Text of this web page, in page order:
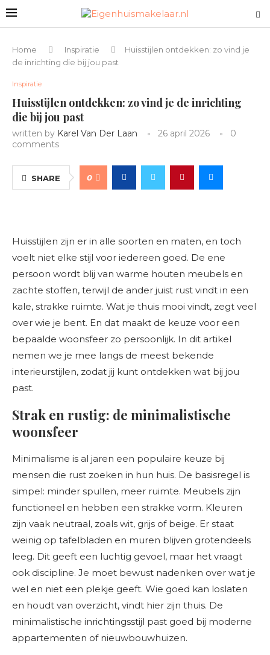
Home Inspiratie
Huisstijlen ontdekken: zo vind je
de inrichting die bij jou past
Inspiratie
Huisstijlen ontdekken: zo vind je de inrichting
die bij jou past
written by Karel Van Der Laan 26 april 2026
0
comments
SHARE 0
Huisstijlen zijn er in alle soorten en maten, en toch
voelt niet elke stijl voor iedereen goed. De ene
persoon wordt blij van warme houten meubels en
zachte stoffen, terwijl de ander juist rust vindt in een
kale, strakke ruimte. Wat je thuis mooi vindt, zegt veel
over wie je bent. En dat maakt de keuze voor een
bepaalde woonsfeer zo persoonlijk. In dit artikel
nemen we je mee langs de meest bekende
interieurstijlen, zodat jij kunt ontdekken wat bij jou
past.
Strak en rustig: de minimalistische
woonsfeer
Minimalisme is al jaren een populaire keuze bij
mensen die rust zoeken in hun huis. De basisregel is
simpel: minder spullen, meer ruimte. Meubels zijn
functioneel en hebben een strakke vorm. Kleuren
zijn vaak neutraal, zoals wit, grijs of beige. Er staat
weinig op tafelbladen en muren blijven grotendeels
leeg. Dit geeft een luchtig gevoel, maar het vraagt
ook discipline. Je moet bewust nadenken over wat je
wel en niet een plekje geeft. Wie goed kan loslaten
en houdt van overzicht, vindt hier zijn thuis. De
minimalistische inrichtingsstijl past goed bij moderne
appartementen of nieuwbouwhuizen.